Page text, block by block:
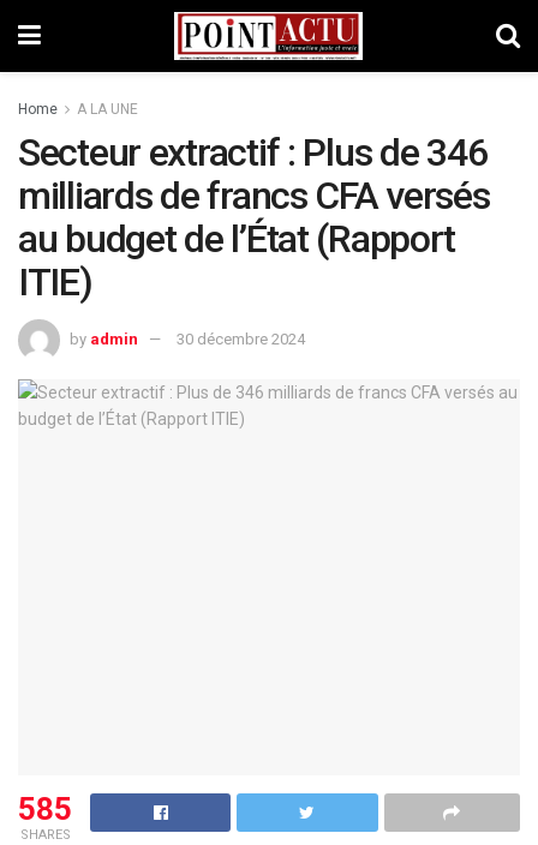
Home A LA UNE
Secteur extractif : Plus de 346
milliards de francs CFA versés
au budget de l’État (Rapport
ITIE)
by admin 30 décembre 2024
585
SHARES